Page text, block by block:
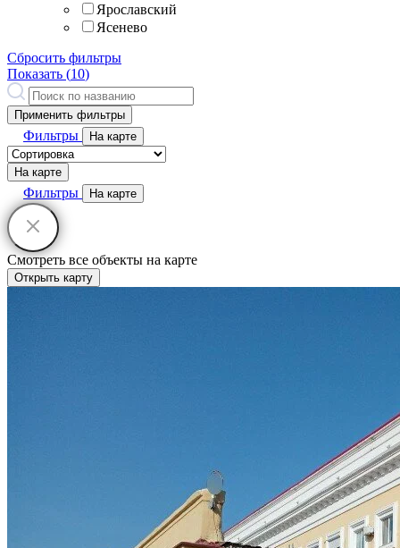
Ярославский
Ясенево
Сбросить фильтры
Показать (10)
Применить фильтры
Фильтры На карте
На карте
Фильтры На карте
Смотреть все объекты на карте
Открыть карту